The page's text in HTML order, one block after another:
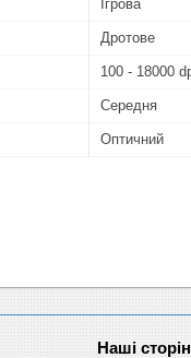
Ігрова
Дротове
100 - 18000
Середня
Оптичний
Наші